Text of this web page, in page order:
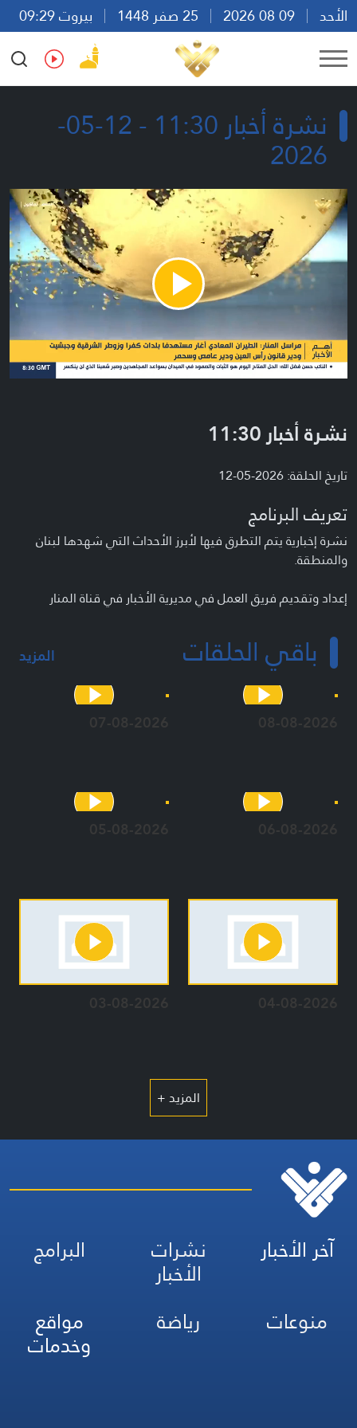
الأحد
بيروت 09:29
Ar
En Fr Es
نشرة أخبار 11:30 - 12-05-
2026
Play
Video
نشرة أخبار 11:30
تاريخ الحلقة: 2026-05-12
تعريف البرنامج
نشرة إخبارية يتم التطرق فيها لأبرز الأحداث التي شهدها لبنان
والمنطقة.
إعداد وتقديم فريق العمل في مديرية الأخبار في قناة المنار
باقي الحلقات المزيد
08-08-2026
07-08-2026
06-08-2026
05-08-2026
04-08-2026
03-08-2026
المزيد +
آخر الأخبار نشرات
الأخبار
البرامج
منوعات
رياضة مواقع
وخدمات